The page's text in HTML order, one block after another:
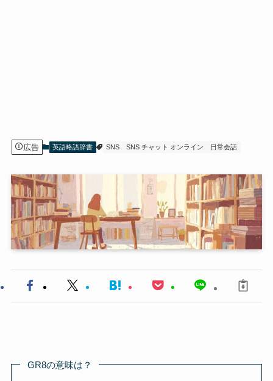
広告 英語略語辞書 SNS SNS チャット オンライン 日常会話
GR8の意味は？